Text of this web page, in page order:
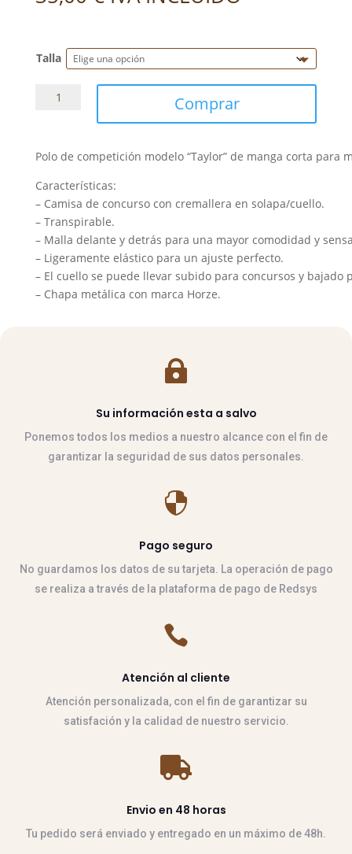
Talla
señora
manga
corta
cantidad
Comprar
Polo de competición modelo “Taylor” de manga corta para
Características:
– Camisa de concurso con cremallera en solapa/cuello.
– Transpirable.
– Malla delante y detrás para una mayor comodidad y
– Ligeramente elástico para un ajuste perfecto.
– El cuello se puede llevar subido para concursos y bajado
– Chapa metálica con marca Horze.

Su información esta a salvo
Ponemos todos los medios a nuestro alcance con el fin de
garantizar la seguridad de sus datos personales.

Pago seguro
No guardamos los datos de su tarjeta. La operación de pago
se realiza a través de la plataforma de pago de Redsys

Atención al cliente
Atención personalizada, con el fin de garantizar su
satisfación y la calidad de nuestro servicio.

Envio en 48 horas
Tu pedido será enviado y entregado en un máximo de 48h.